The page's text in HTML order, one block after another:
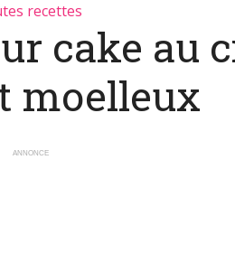
recettes
cake au
moelleux
ANNONCE